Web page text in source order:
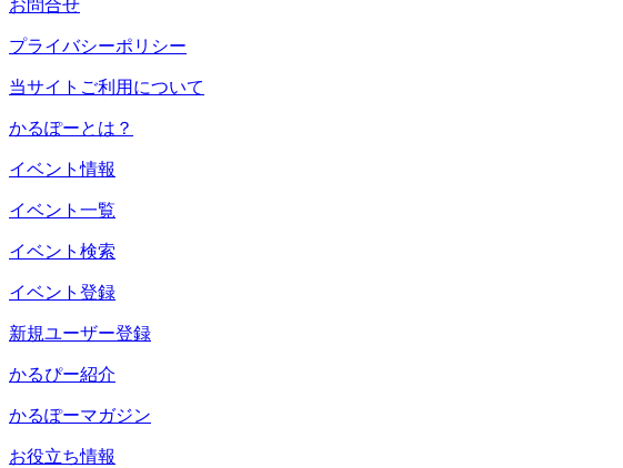
お問合せ
プライバシーポリシー
当サイトご利用について
かるぽーとは？
イベント情報
イベント一覧
イベント検索
イベント登録
新規ユーザー登録
かるぴー紹介
かるぽーマガジン
お役立ち情報